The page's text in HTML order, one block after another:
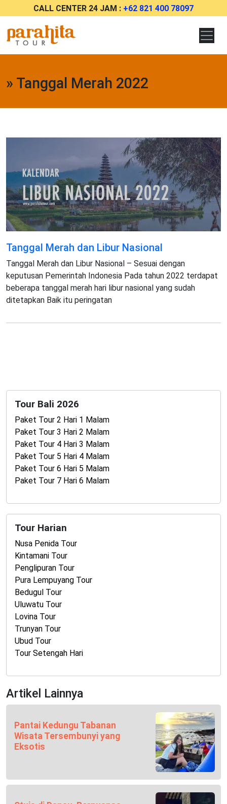
CALL CENTER 24 JAM : +62 821 400 78097
» Tanggal Merah 2022
Tanggal Merah dan Libur Nasional
Tanggal Merah dan Libur Nasional – Sesuai dengan
keputusan Pemerintah Indonesia Pada tahun 2022 terdapat
beberapa tanggal merah hari libur nasional yang sudah
ditetapkan Baik itu peringatan
Tour Bali 2026
Paket Tour 2 Hari 1 Malam
Paket Tour 3 Hari 2 Malam
Paket Tour 4 Hari 3 Malam
Paket Tour 5 Hari 4 Malam
Paket Tour 6 Hari 5 Malam
Paket Tour 7 Hari 6 Malam
Tour Harian
Nusa Penida Tour
Kintamani Tour
Penglipuran Tour
Pura Lempuyang Tour
Bedugul Tour
Uluwatu Tour
Lovina Tour
Trunyan Tour
Ubud Tour
Tour Setengah Hari
Artikel Lainnya
Pantai Kedungu Tabanan
Wisata Tersembunyi yang
Eksotis